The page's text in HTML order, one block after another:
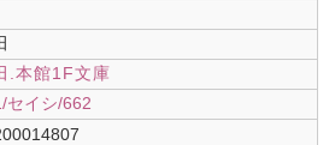
.本館1F文庫
セイシ/662